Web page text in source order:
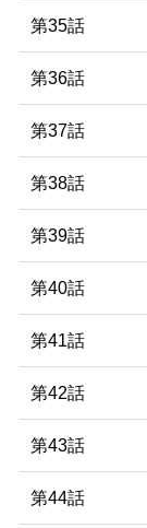
第35話
第36話
第37話
第38話
第39話
第40話
第41話
第42話
第43話
第44話